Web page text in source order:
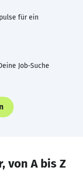
für ein
Job-Suche
von A bis Z